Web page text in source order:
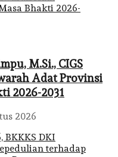
M.Si., CIGS
Adat Provinsi
2026-2031
2026